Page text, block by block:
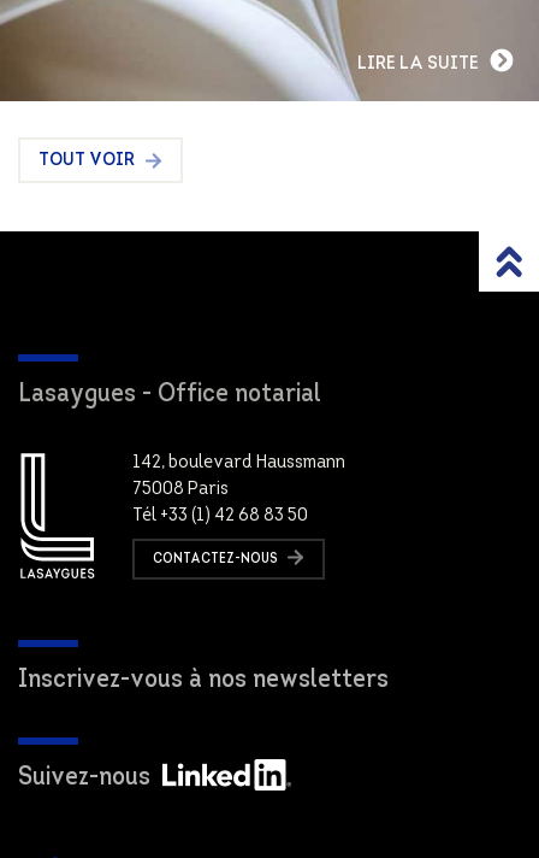
LIRE LA SUITE
TOUT VOIR
Lasaygues - Office notarial
142, boulevard Haussmann
75008 Paris
Tél +33 (1) 42 68 83 50
CONTACTEZ-NOUS
Inscrivez-vous à nos newsletters
Suivez-nous